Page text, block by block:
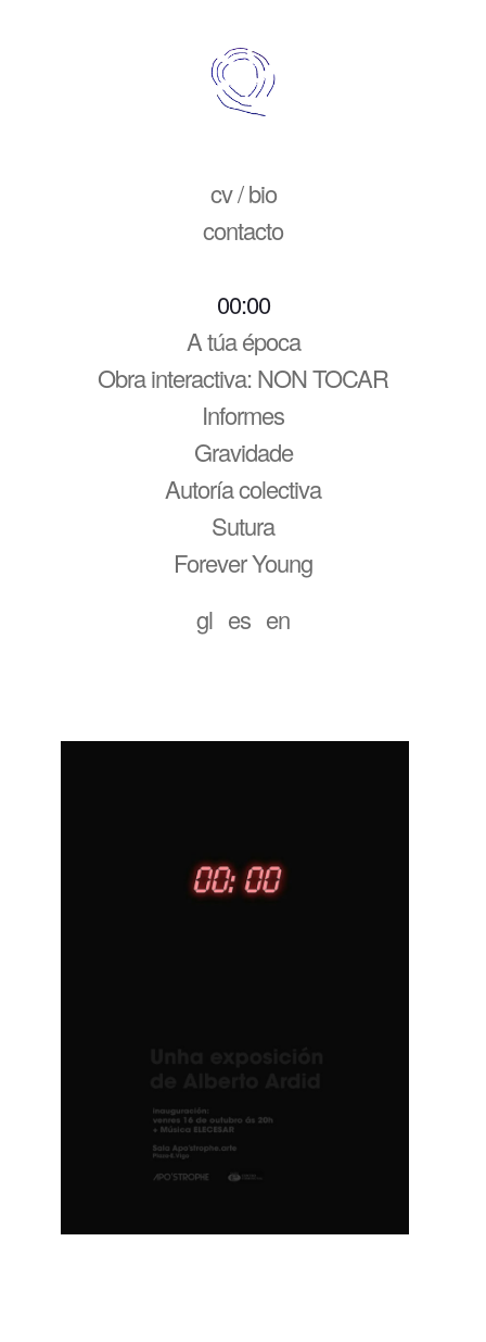
cv / bio
contacto
00:00
A túa época
Obra interactiva: NON TOCAR
Informes
Gravidade
Autoría colectiva
Sutura
Forever Young
gl es en